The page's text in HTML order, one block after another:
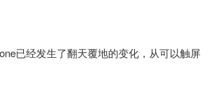
已经发生了翻天覆地的变化，从可以触屏